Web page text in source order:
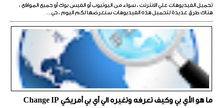
تحميل الفيديوهات علي الانترنت ، سواء من اليوتيوب أو الفيس بوك أو جميع المواقع ،
هناك طرق عديدة لتحميل هذه الفيديوهات سنعرضها لكم اليوم ، حي...
ما هو الأي بي وكيف تعرفه وتغيره الي أي بي أمريكي Change IP